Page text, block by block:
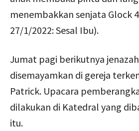
menembakkan senjata Glock
27/1/2022: Sesal Ibu).
Jumat pagi berikutnya
disemayamkan di gereja
Patrick. Upacara
dilakukan di Katedral yang
itu.